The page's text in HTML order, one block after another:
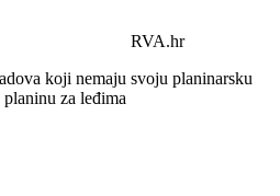
RVA.hr
koji nemaju svoju planinarsku
za leđima